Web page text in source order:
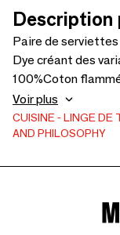
Description
Paire de
Dye créant des
100%Coton
séparément -
Voir plus
CUISINE LINGE DE
AND PHILOSOPHY